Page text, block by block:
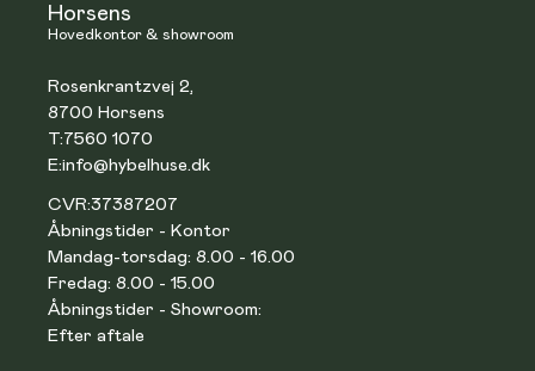
Horsens
Hovedkontor & showroom
Rosenkrantzvej 2,
8700 Horsens
T:7560 1070
E:info@hybelhuse.dk
CVR:37387207
Åbningstider - Kontor
Mandag-torsdag: 8.00 - 16.00
Fredag: 8.00 - 15.00
Åbningstider - Showroom:
Efter aftale